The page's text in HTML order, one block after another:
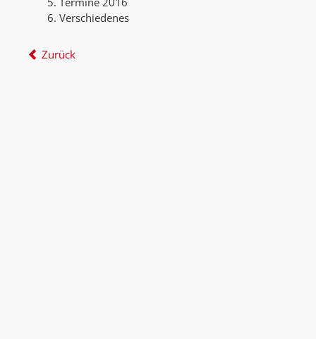
Verschiedenes
Zurück